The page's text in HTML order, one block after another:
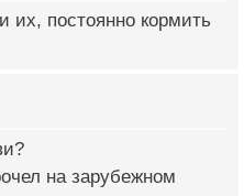
постоянно кормить
на зарубежном